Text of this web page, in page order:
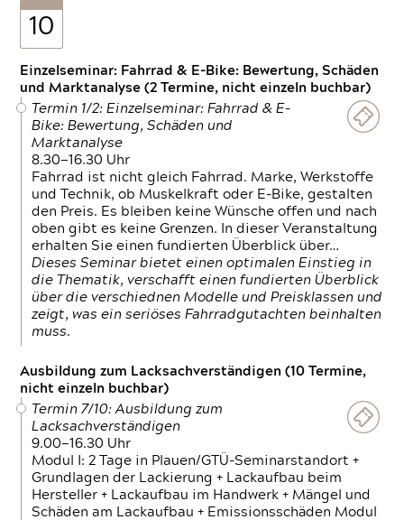
10
Einzelseminar: Fahrrad & E-Bike: Bewertung, Schäden
und Marktanalyse (2 Termine, nicht einzeln buchbar)
Termin 1/2: Einzelseminar: Fahrrad & E-
Bike: Bewertung, Schäden und
Marktanalyse
8.30—16.30 Uhr
Fahrrad ist nicht gleich Fahrrad. Marke, Werkstoffe
und Technik, ob Muskelkraft oder E-Bike, gestalten
den Preis. Es bleiben keine Wünsche offen und nach
oben gibt es keine Grenzen. In dieser Veranstaltung
erhalten Sie einen fundierten Überblick über…
Dieses Seminar bietet einen optimalen Einstieg in
die Thematik, verschafft einen fundierten Überblick
über die verschiednen Modelle und Preisklassen und
zeigt, was ein seriöses Fahrradgutachten beinhalten
muss.
Ausbildung zum Lacksachverständigen (10 Termine,
nicht einzeln buchbar)
Termin 7/10: Ausbildung zum
Lacksachverständigen
9.00—16.30 Uhr
Modul I: 2 Tage in Plauen/GTÜ-Seminarstandort +
Grundlagen der Lackierung + Lackaufbau beim
Hersteller + Lackaufbau im Handwerk + Mängel und
Schäden am Lackaufbau + Emissionsschäden Modul